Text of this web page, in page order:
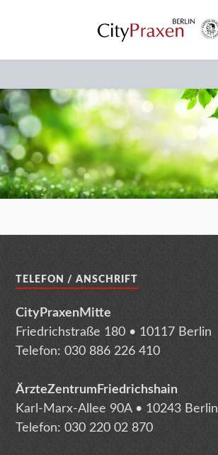
TELEFON / ANSCHRIFT
CityPraxenMitte
Friedrichstraße 180 • 10117 Berlin
Telefon: 030 886 226 410
ÄrzteZentrumFriedrichshain
Karl-Marx-Allee 90A • 10243 Berlin
Telefon: 030 220 02 870